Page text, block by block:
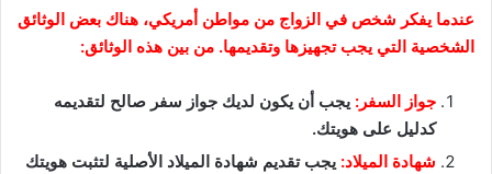
عندما يفكر شخص في الزواج من مواطن أمريكي، هناك بعض الوثائق
الشخصية التي يجب تجهيزها وتقديمها. من بين هذه الوثائق:
جواز السفر: يجب أن يكون لديك جواز سفر صالح لتقديمه
كدليل على هويتك.
شهادة الميلاد: يجب تقديم شهادة الميلاد الأصلية لتثبت هويتك